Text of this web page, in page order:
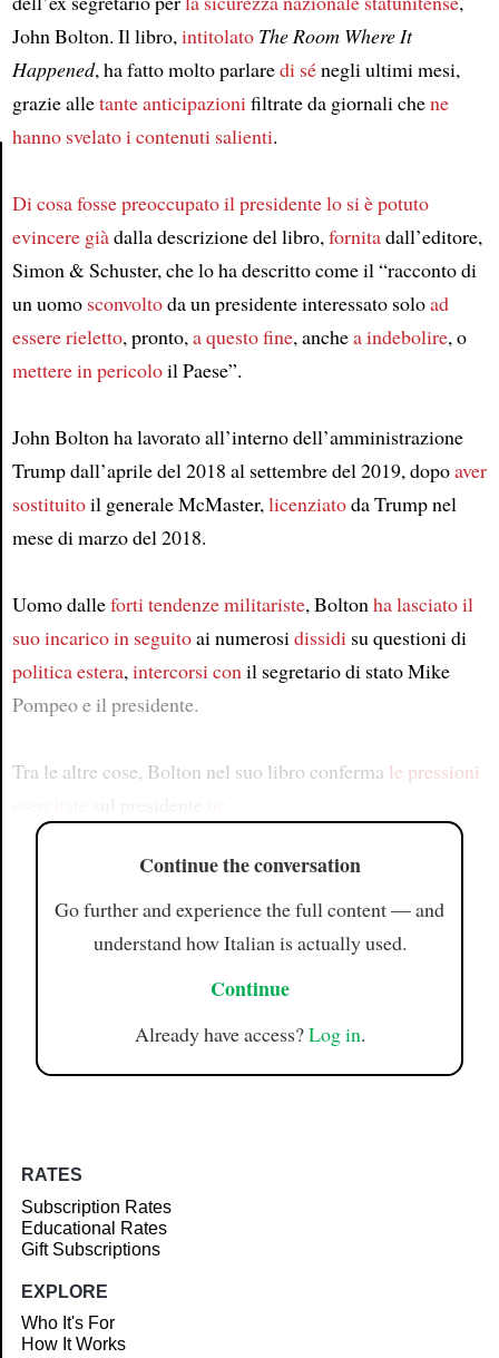
Article
John Bolton. Il libro,intitolato The Room Where It
Happened, ha fatto molto parlaredi sénegli ultimi mesi,
grazie alletante anticipazionifiltrate da giornali chene
hanno svelatoi contenuti salienti.
Di cosa fosse preoccupato il presidentelo si è potuto
evincere giàdalla descrizione del libro,fornitadall’editore,
Simon & Schuster, che lo ha descritto come il “racconto di
un uomo sconvoltoda un presidente interessato soload
essere rieletto, pronto,a questo fine, anchea indebolire, o
mettere in pericoloil Paese”.
John Bolton ha lavorato all’interno dell’amministrazione
Trump dall’aprile del 2018 al settembre del 2019, dopoaver
sostituitoil generale McMaster,licenziatoda Trump nel
mese di marzo del 2018.
Uomo dalleforti tendenze militariste, Boltonha lasciato il
suo incaricoin seguitoai numerosidissidisu questioni di
politica estera,intercorsi conil segretario di stato Mike
Pompeo e il presidente.
Tra le altre cose, Bolton nel suo libro conferma le pressioni
Continue the conversation
Go further and experience the full content — and
understand how Italian is actually used.
Continue
Already have access?Log in.
RATES
Subscription Rates
Educational Rates
Gift Subscriptions
EXPLORE
Who It's For
How It Works